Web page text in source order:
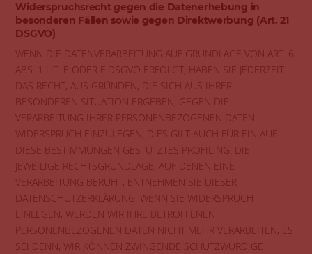
Widerspruchsrecht gegen die Datenerhebung in
besonderen Fällen sowie gegen Direktwerbung (Art. 21
DSGVO)
WENN DIE DATENVERARBEITUNG AUF GRUNDLAGE VON ART. 6
ABS. 1 LIT. E ODER F DSGVO ERFOLGT, HABEN SIE JEDERZEIT
DAS RECHT, AUS GRÜNDEN, DIE SICH AUS IHRER
BESONDEREN SITUATION ERGEBEN, GEGEN DIE
VERARBEITUNG IHRER PERSONENBEZOGENEN DATEN
WIDERSPRUCH EINZULEGEN; DIES GILT AUCH FÜR EIN AUF
DIESE BESTIMMUNGEN GESTÜTZTES PROFILING. DIE
JEWEILIGE RECHTSGRUNDLAGE, AUF DENEN EINE
VERARBEITUNG BERUHT, ENTNEHMEN SIE DIESER
DATENSCHUTZERKLÄRUNG. WENN SIE WIDERSPRUCH
EINLEGEN, WERDEN WIR IHRE BETROFFENEN
PERSONENBEZOGENEN DATEN NICHT MEHR VERARBEITEN, ES
SEI DENN, WIR KÖNNEN ZWINGENDE SCHUTZWÜRDIGE